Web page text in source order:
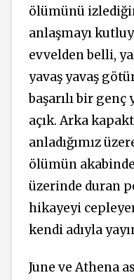
ölümünü
anlaşmayı
evvelden belli,
yavaş yavaş
başarılı bir
açık. Arka
anladığımız
ölümün
üzerinde duran
hikayeyi
kendi adıyla
June ve Athena